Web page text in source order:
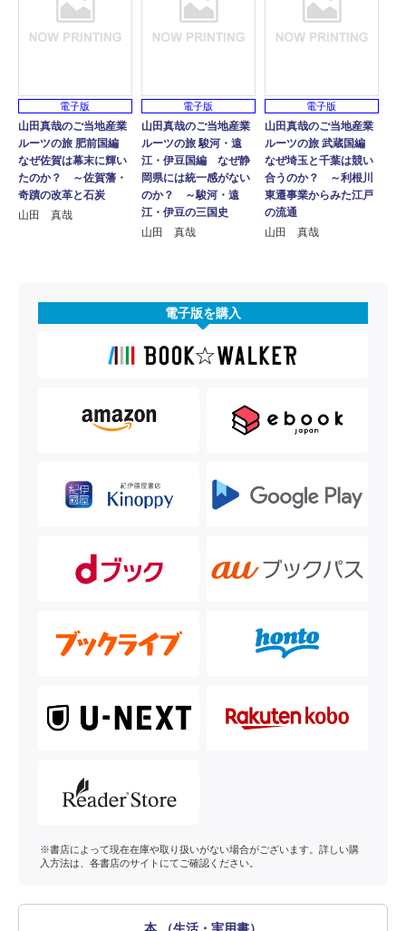
電子版
山田真哉のご当地産業
ルーツの旅 肥前国編
なぜ佐賀は幕末に輝い
たのか？ ～佐賀藩・
奇蹟の改革と石炭
山田 真哉
電子版
山田真哉のご当地産業
ルーツの旅 駿河・遠
江・伊豆国編 なぜ静
岡県には統一感がない
のか？ ～駿河・遠
江・伊豆の三国史
山田 真哉
電子版
山田真哉のご当地産業
ルーツの旅 武蔵国編
なぜ埼玉と千葉は競い
合うのか？ ～利根川
東遷事業からみた江戸
の流通
山田 真哉
電子版を購入
※書店によって現在在庫や取り扱いがない場合がございます。詳しい購
入方法は、各書店のサイトにてご確認ください。
本 （生活・実用書）